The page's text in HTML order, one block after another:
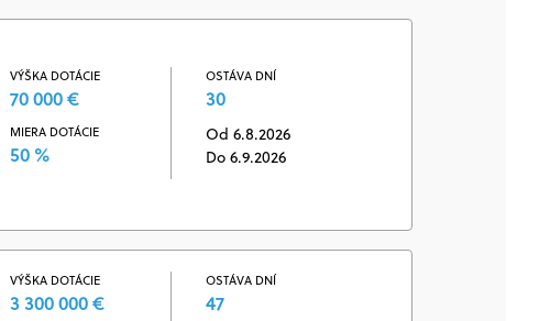
VÝŠKA DOTÁCIE
70 000 €
MIERA DOTÁCIE
50 %
OSTÁVA DNÍ
30
Od 6.8.2026
Do 6.9.2026
VÝŠKA DOTÁCIE
3 300 000 €
OSTÁVA DNÍ
47